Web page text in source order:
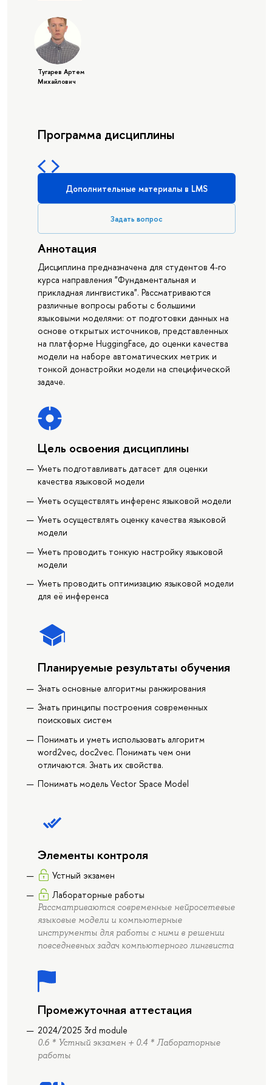
Тугарев Артем
Михайлович
Программа дисциплины
Дополнительные материалы в LMS
Задать вопрос
Аннотация
Дисциплина предназначена для студентов 4-го
курса направления "Фундаментальная и
прикладная лингвистика". Рассматриваются
различные вопросы работы с большими
языковыми моделями: от подготовки данных на
основе открытых источников, представленных
на платформе HuggingFace, до оценки качества
модели на наборе автоматических метрик и
тонкой донастройки модели на специфической
задаче.
Цель освоения дисциплины
Уметь подготавливать датасет для оценки
качества языковой модели
Уметь осуществлять инференс языковой модели
Уметь осуществлять оценку качества языковой
модели
Уметь проводить тонкую настройку языковой
модели
Уметь проводить оптимизацию языковой модели
для её инференса
Планируемые результаты обучения
Знать основные алгоритмы ранжирования
Знать принципы построения современных
поисковых систем
Понимать и уметь использовать алгоритм
word2vec, doc2vec. Понимать чем они
отличаются. Знать их свойства.
Понимать модель Vector Space Model
Элементы контроля
Устный экзамен
Лабораторные работы
Рассматриваются современные нейросетевые
языковые модели и компьютерные
инструменты для работы с ними в решении
повседневных задач компьютерного лингвиста
Промежуточная аттестация
2024/2025 3rd module
0.6 * Устный экзамен + 0.4 * Лабораторные
работы